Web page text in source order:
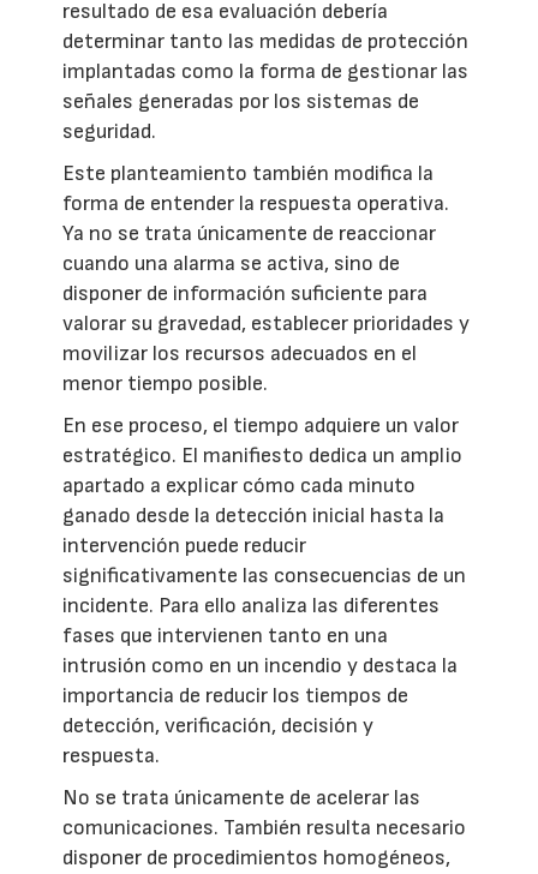
resultado de esa evaluación debería
determinar tanto las medidas de protección
implantadas como la forma de gestionar las
señales generadas por los sistemas de
seguridad.
Este planteamiento también modifica la
forma de entender la respuesta operativa.
Ya no se trata únicamente de reaccionar
cuando una alarma se activa, sino de
disponer de información suficiente para
valorar su gravedad, establecer prioridades y
movilizar los recursos adecuados en el
menor tiempo posible.
En ese proceso, el tiempo adquiere un valor
estratégico. El manifiesto dedica un amplio
apartado a explicar cómo cada minuto
ganado desde la detección inicial hasta la
intervención puede reducir
significativamente las consecuencias de un
incidente. Para ello analiza las diferentes
fases que intervienen tanto en una
intrusión como en un incendio y destaca la
importancia de reducir los tiempos de
detección, verificación, decisión y
respuesta.
No se trata únicamente de acelerar las
comunicaciones. También resulta necesario
disponer de procedimientos homogéneos,